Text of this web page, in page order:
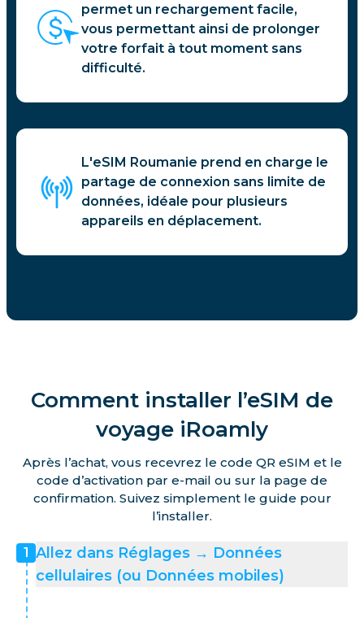
permet un rechargement facile,
vous permettant ainsi de prolonger
votre forfait à tout moment sans
difficulté.
L'eSIM Roumanie prend en charge le
partage de connexion sans limite de
données, idéale pour plusieurs
appareils en déplacement.
Comment installer l’eSIM de
voyage iRoamly
Après l’achat, vous recevrez le code QR eSIM et le
code d’activation par e-mail ou sur la page de
confirmation. Suivez simplement le guide pour
l’installer.
1 Allez dans Réglages → Données
cellulaires (ou Données mobiles)